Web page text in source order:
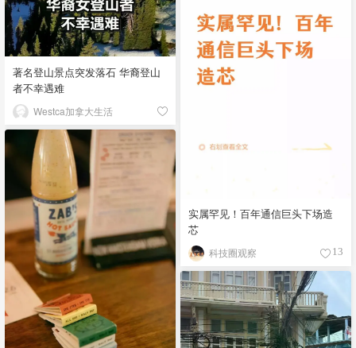
著名登山景点突发落石 华裔登山
者不幸遇难
Westca加拿大生活
实属罕见！百年通信巨头下场造
芯
科技圈观察 13